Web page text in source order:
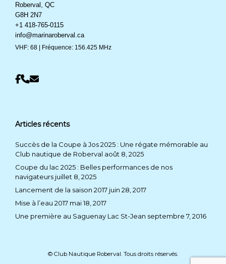
Roberval, QC
G8H 2N7
+1 418-765-0115
info@marinaroberval.ca
VHF: 68 | Fréquence: 156.425 MHz
Articles récents
Succès de la Coupe à Jos 2025 : Une régate mémorable au
Club nautique de Roberval août 8, 2025
Coupe du lac 2025 : Belles performances de nos
navigateurs juillet 8, 2025
Lancement de la saison 2017 juin 28, 2017
Mise à l’eau 2017 mai 18, 2017
Une première au Saguenay Lac St-Jean septembre 7, 2016
© Club Nautique Roberval. Tous droits réservés.